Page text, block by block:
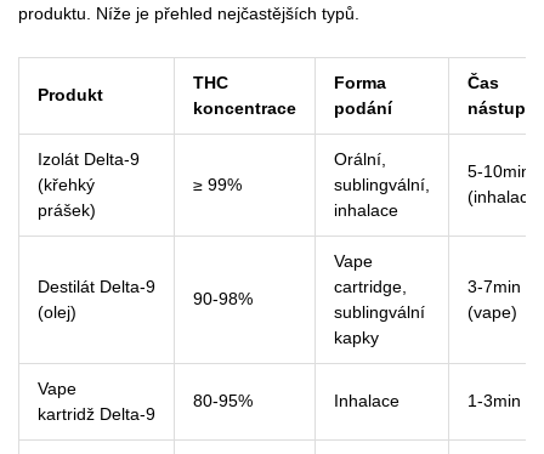
produktu. Níže je přehled nejčastějších typů.
Produkt
THC
koncentrace
Forma
podání
Čas
nástupu
Izolát Delta‑9
(křehký
prášek)
≥ 99%
Orální,
sublingvální,
inhalace
5-10min
(inhalace)
Destilát Delta‑9
(olej)
90-98%
Vape
cartridge,
sublingvální
kapky
3-7min
(vape)
Vape
kartridž Delta‑9
80-95% Inhalace 1-3min